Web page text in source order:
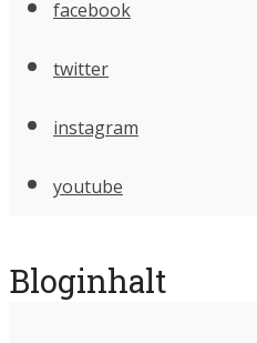
facebook
twitter
instagram
youtube
Bloginhalt